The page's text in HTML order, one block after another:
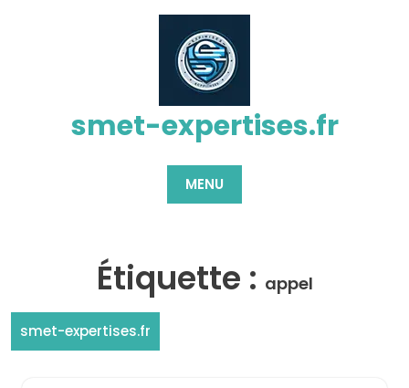
smet-expertises.fr
MENU
Étiquette : appel
smet-expertises.fr